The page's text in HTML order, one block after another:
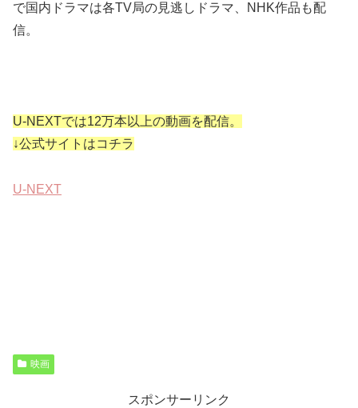
で国内ドラマは各TV局の見逃しドラマ、NHK作品も配
信。
U-NEXTでは12万本以上の動画を配信。
↓公式サイトはコチラ
U-NEXT
映画
スポンサーリンク